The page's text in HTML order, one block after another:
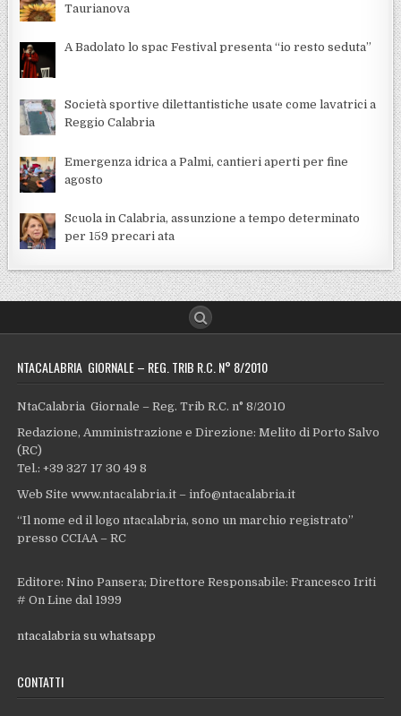
Taurianova
A Badolato lo spac Festival presenta “io resto seduta”
Società sportive dilettantistiche usate come lavatrici a
Reggio Calabria
Emergenza idrica a Palmi, cantieri aperti per fine
agosto
Scuola in Calabria, assunzione a tempo determinato
per 159 precari ata
NTACALABRIA GIORNALE – REG. TRIB R.C. N° 8/2010
NtaCalabria Giornale – Reg. Trib R.C. n° 8/2010
Redazione, Amministrazione e Direzione: Melito di Porto Salvo
(RC)
Tel.: +39 327 17 30 49 8
Web Site www.ntacalabria.it – info@ntacalabria.it
“Il nome ed il logo ntacalabria, sono un marchio registrato”
presso CCIAA – RC
Editore: Nino Pansera; Direttore Responsabile: Francesco Iriti
# On Line dal 1999
ntacalabria su whatsapp
CONTATTI